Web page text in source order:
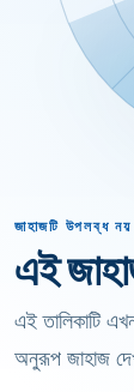
জাহাজটি উপলব্ধ
এই
এই তালিকাটি
অনুরূপ জাহাজ